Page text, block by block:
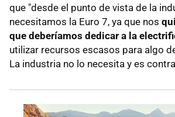
que "desde el punto de vista de la
necesitamos la Euro 7, ya que nos
que deberíamos dedicar a la
utilizar recursos escasos para algo
La industria no lo necesita y es